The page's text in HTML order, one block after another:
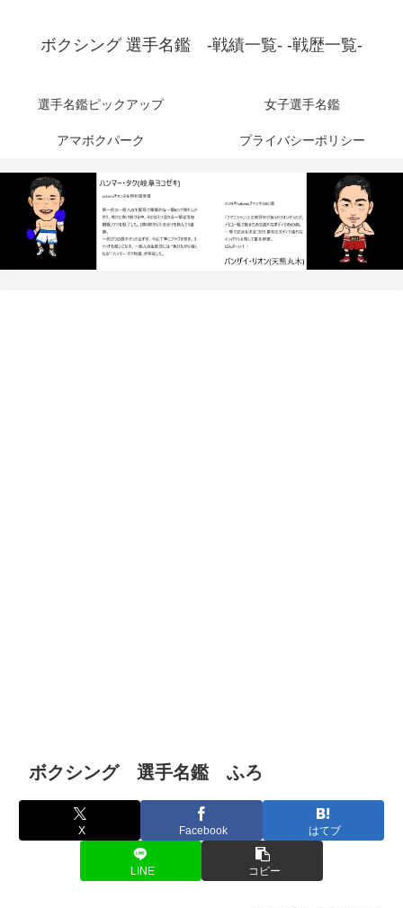
ボクシング 選手名鑑 -戦績一覧- -戦歴一覧-
選手名鑑ピックアップ 女子選手名鑑
アマボクパーク プライバシーポリシー
ボクシング 選手名鑑 ふろ
X Facebook はてブ
LINE コピー